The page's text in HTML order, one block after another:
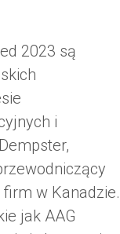
2023 są
i
w Kanadzie.
jak AAG